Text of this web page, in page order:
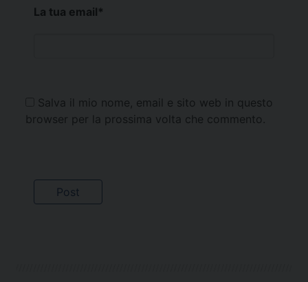
La tua email*
Salva il mio nome, email e sito web in questo
browser per la prossima volta che commento.